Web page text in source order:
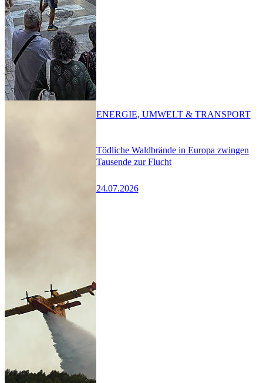
Tödliche Waldbrände in Europa zwingen
Tausende zur Flucht
24.07.2026
ENERGIE, UMWELT & TRANSPORT